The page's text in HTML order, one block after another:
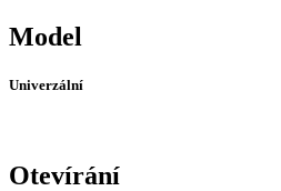
Model
Univerzální
Otevírání